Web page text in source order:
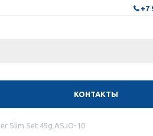
+7
КОНТАКТЫ
Slim Set 45g ASJO-10